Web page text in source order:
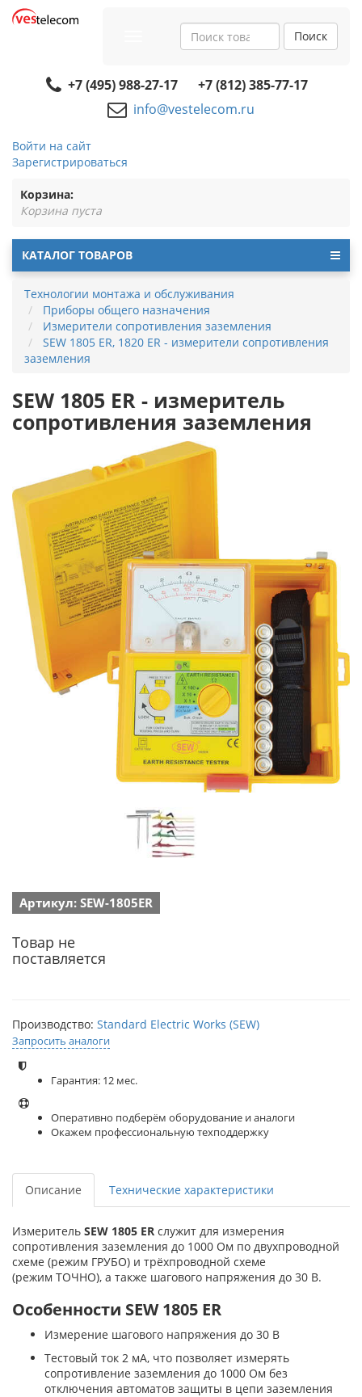
navigation
Поиск
+7 (495) 988-27-17
+7 (812) 385-77-17
info@vestelecom.ru
Войти на сайт
Зарегистрироваться
Корзина:
Корзина пуста
КАТАЛОГ ТОВАРОВ
Технологии монтажа и обслуживания
Приборы общего назначения
Измерители сопротивления заземления
SEW 1805 ER, 1820 ER - измерители сопротивления
заземления
SEW 1805 ER - измеритель
сопротивления заземления
Артикул: SEW-1805ER
Товар не
поставляется
Производство: Standard Electric Works (SEW)
Запросить аналоги
Гарантия: 12 мес.
Оперативно подберём оборудование и аналоги
Окажем профессиональную техподдержку
Описание Технические характеристики
Измеритель SEW 1805 ER служит для измерения
сопротивления заземления до 1000 Ом по двухпроводной
схеме (режим ГРУБО) и трёхпроводной схеме
(режим ТОЧНО), а также шагового напряжения до 30 В.
Особенности SEW 1805 ER
Измерение шагового напряжения до 30 В
Тестовый ток 2 мА, что позволяет измерять
сопротивление заземления до 1000 Ом без
отключения автоматов защиты в цепи заземления